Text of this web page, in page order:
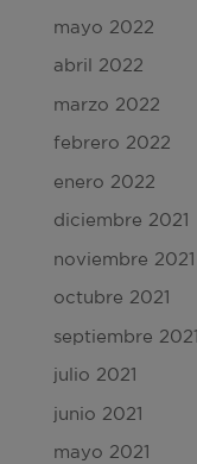
mayo 2022
abril 2022
marzo 2022
febrero 2022
enero 2022
diciembre 2021
noviembre 2021
octubre 2021
septiembre 2021
julio 2021
junio 2021
mayo 2021